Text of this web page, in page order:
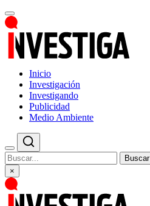
Inicio
Investigación
Investigando
Publicidad
Medio Ambiente
Buscar
×